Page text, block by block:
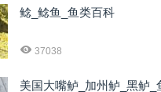
鲶_鲶鱼_鱼类百科
37038
美国大嘴鲈_加州鲈_黑鲈_